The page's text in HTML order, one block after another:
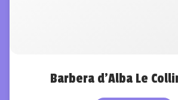
Barbera d’Alba Le